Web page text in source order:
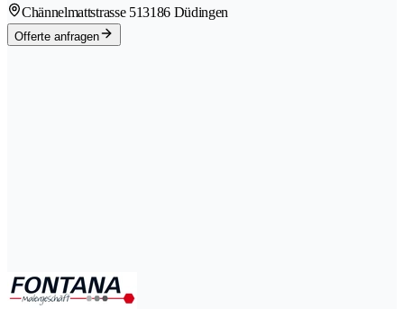
Chännelmattstrasse 513186 Düdingen
Offerte anfragen